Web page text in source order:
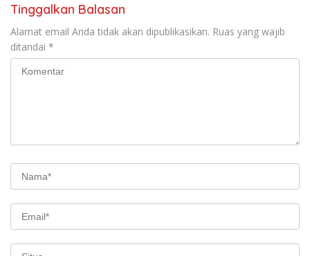
Tinggalkan Balasan
Alamat email Anda tidak akan dipublikasikan. Ruas yang wajib
ditandai *